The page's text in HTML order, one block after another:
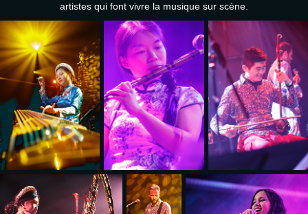
artistes qui font vivre la musique sur scène.